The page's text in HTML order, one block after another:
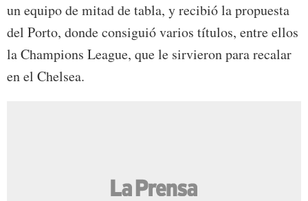
un equipo de mitad de tabla, y recibió la propuesta
del Porto, donde consiguió varios títulos, entre ellos
la Champions League, que le sirvieron para recalar
en el Chelsea.